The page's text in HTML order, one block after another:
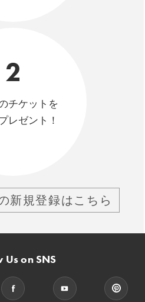
2
チケットを
レゼント！
新規登録はこちら
Us on SNS